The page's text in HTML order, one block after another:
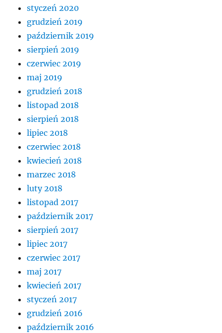
styczeń 2020
grudzień 2019
październik 2019
sierpień 2019
czerwiec 2019
maj 2019
grudzień 2018
listopad 2018
sierpień 2018
lipiec 2018
czerwiec 2018
kwiecień 2018
marzec 2018
luty 2018
listopad 2017
październik 2017
sierpień 2017
lipiec 2017
czerwiec 2017
maj 2017
kwiecień 2017
styczeń 2017
grudzień 2016
październik 2016